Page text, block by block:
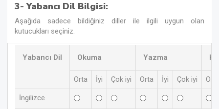
3- Yabancı Dil Bilgisi:
Aşağıda sadece bildiğiniz diller ile ilgili uygun olan
kutucukları seçiniz.
Yabancı Dil Okuma Yazma
Orta İyi Çok iyi Orta İyi Çok iyi Orta
İngilizce